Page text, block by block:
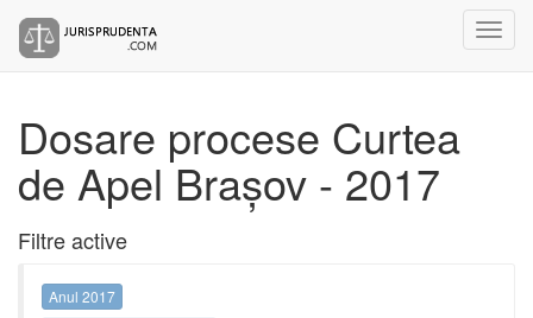
Dosare procese Curtea
de Apel Brașov - 2017
Filtre active
Anul 2017